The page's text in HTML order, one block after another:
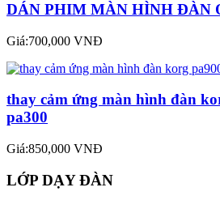
DÁN PHIM MÀN HÌNH ĐÀN
Giá:700,000 VNĐ
thay cảm ứng màn hình đàn
pa300
Giá:850,000 VNĐ
LỚP DẠY ĐÀN